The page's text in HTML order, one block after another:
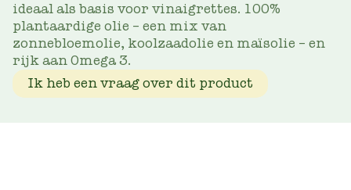
ideaal als basis voor vinaigrettes. 100%
plantaardige olie – een mix van
zonnebloemolie, koolzaadolie en maïsolie – en
rijk aan Omega 3.
Ik heb een vraag over dit product